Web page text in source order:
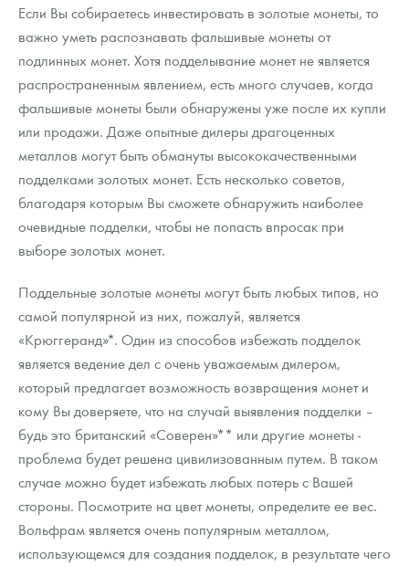
Золотой червонец Сеятель
Золотые слитки
Аксессуары
Гарри Поттер
Флот: ледоколы и корабли
Жетоны "Необыкновенные обитатели глубин"
Ювелирные изделия
Русская нумизматика
Золотая карманная галерея
Наборы подарочных и коллекционных монет
Монеты и жетоны из недрагоценных металлов
Книги по нумизматике
Выкуп монет
Выкуп серебряных монет
Вопрос - ответ
Памятка для работы с монетами из драгметаллов
Условия возврата
Политика конфиденциальности
Политика использования Cookies
Положение по обработке и защите персональных данных
Распродажа монет и жетонов
Итоги 2025 года. Прогноз курсов золота, серебра, платины на
2026 год
Cтатьи
Георгий Победоносец - динамика цен
Курс золота и серебра
Лом выкуп
Скупка слитков
Контакты
Наши преимущества
Письмо директору
Если Вы собираетесь инвестировать в золотые монеты, то
важно уметь распознавать фальшивые монеты от
подлинных монет. Хотя подделывание монет не является
распространенным явлением, есть много случаев, когда
фальшивые монеты были обнаружены уже после их купли
или продажи. Даже опытные дилеры драгоценных
металлов могут быть обмануты высококачественными
подделками золотых монет. Есть несколько советов,
благодаря которым Вы сможете обнаружить наиболее
очевидные подделки, чтобы не попасть впросак при
выборе золотых монет.
Поддельные золотые монеты могут быть любых типов, но
самой популярной из них, пожалуй, является
«Крюггеранд»*. Один из способов избежать подделок
является ведение дел с очень уважаемым дилером,
который предлагает возможность возвращения монет и
кому Вы доверяете, что на случай выявления подделки –
будь это британский «Соверен»** или другие монеты -
проблема будет решена цивилизованным путем. В таком
случае можно будет избежать любых потерь с Вашей
стороны. Посмотрите на цвет монеты, определите ее вес.
Вольфрам является очень популярным металлом,
использующемся для создания подделок, в результате чего